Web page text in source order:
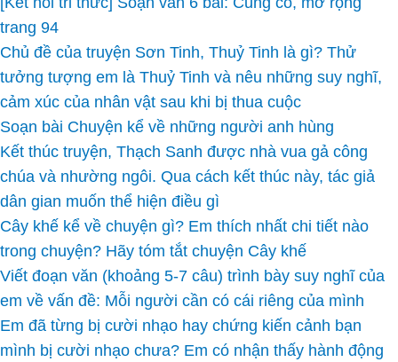
trang 94
Chủ đề của truyện Sơn Tinh, Thuỷ Tinh là gì? Thử
tưởng tượng em là Thuỷ Tinh và nêu những suy nghĩ,
cảm xúc của nhân vật sau khi bị thua cuộc
Soạn bài Chuyện kể về những người anh hùng
Kết thúc truyện, Thạch Sanh được nhà vua gả công
chúa và nhường ngôi. Qua cách kết thúc này, tác giả
dân gian muốn thể hiện điều gì
Cây khế kể về chuyện gì? Em thích nhất chi tiết nào
trong chuyện? Hãy tóm tắt chuyện Cây khế
Viết đoạn văn (khoảng 5-7 câu) trình bày suy nghĩ của
em về vấn đề: Mỗi người cần có cái riêng của mình
Em đã từng bị cười nhạo hay chứng kiến cảnh bạn
mình bị cười nhạo chưa? Em có nhận thấy hành động